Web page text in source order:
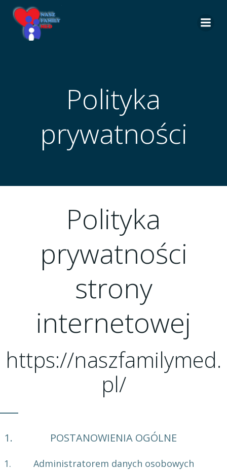
Polityka
prywatności
Polityka
prywatności
strony
internetowej
https://naszfamilymed.
pl/
POSTANOWIENIA OGÓLNE
Administratorem danych osobowych